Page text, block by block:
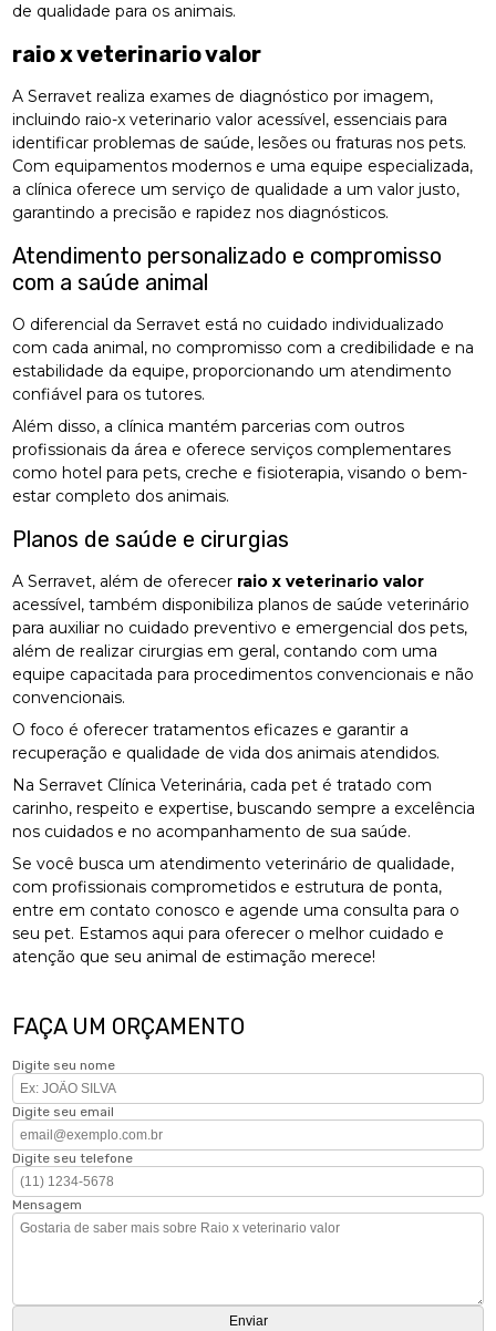
de qualidade para os animais.
raio x veterinario valor
A Serravet realiza exames de diagnóstico por imagem,
incluindo raio-x veterinario valor acessível, essenciais para
identificar problemas de saúde, lesões ou fraturas nos pets.
Com equipamentos modernos e uma equipe especializada,
a clínica oferece um serviço de qualidade a um valor justo,
garantindo a precisão e rapidez nos diagnósticos.
Atendimento personalizado e compromisso
com a saúde animal
O diferencial da Serravet está no cuidado individualizado
com cada animal, no compromisso com a credibilidade e na
estabilidade da equipe, proporcionando um atendimento
confiável para os tutores.
Além disso, a clínica mantém parcerias com outros
profissionais da área e oferece serviços complementares
como hotel para pets, creche e fisioterapia, visando o bem-
estar completo dos animais.
Planos de saúde e cirurgias
A Serravet, além de oferecer raio x veterinario valor
acessível, também disponibiliza planos de saúde veterinário
para auxiliar no cuidado preventivo e emergencial dos pets,
além de realizar cirurgias em geral, contando com uma
equipe capacitada para procedimentos convencionais e não
convencionais.
O foco é oferecer tratamentos eficazes e garantir a
recuperação e qualidade de vida dos animais atendidos.
Na Serravet Clínica Veterinária, cada pet é tratado com
carinho, respeito e expertise, buscando sempre a excelência
nos cuidados e no acompanhamento de sua saúde.
Se você busca um atendimento veterinário de qualidade,
com profissionais comprometidos e estrutura de ponta,
entre em contato conosco e agende uma consulta para o
seu pet. Estamos aqui para oferecer o melhor cuidado e
atenção que seu animal de estimação merece!
FAÇA UM ORÇAMENTO
Digite seu nome
Digite seu email
Digite seu telefone
Mensagem